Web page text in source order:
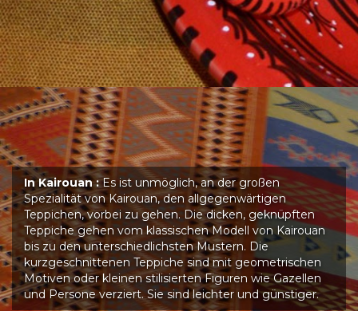
In Kairouan :Es ist unmöglich, an der großen
Spezialität von Kairouan, den allgegenwärtigen
Teppichen, vorbei zu gehen. Die dicken, geknüpften
Teppiche gehen vom klassischen Modell von Kairouan
bis zu den unterschiedlichsten Mustern. Die
kurzgeschnittenen Teppiche sind mit geometrischen
Motiven oder kleinen stilisierten Figuren wie Gazellen
und Persone verziert. Sie sind leichter und günstiger.